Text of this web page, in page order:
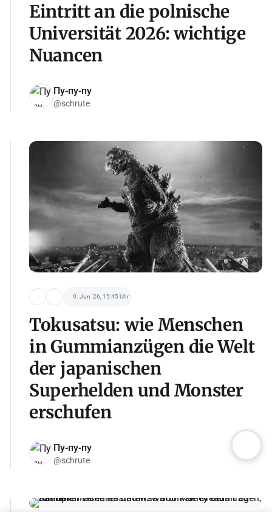
Eintritt an die polnische
Universität 2026: wichtige
Nuancen
Пу-пу-пу
@schrute
9. Jun '26, 15:45 Uhr
Tokusatsu: wie Menschen
in Gummianzügen die Welt
der japanischen
Superhelden und Monster
erschufen
Пу-пу-пу
@schrute